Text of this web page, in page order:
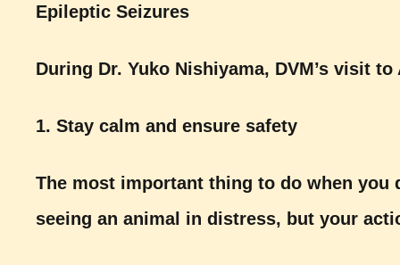
Epileptic Seizures
During Dr. Yuko Nishiyama, DVM’s visit
1. Stay calm and ensure safety
The most important thing to do when
seeing an animal in distress, but your